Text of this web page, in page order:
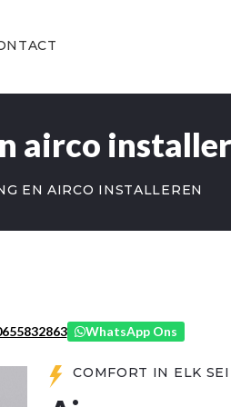
airco
EN AIRCO INSTALLEREN
WhatsApp Ons
COMFORT IN ELK